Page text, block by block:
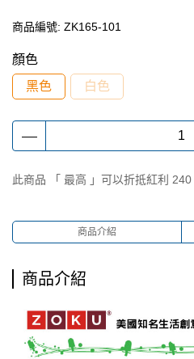
商品編號: ZK165-101
顏色
黑色
白色
此商品 「 最高 」可以折抵紅利 240
商品介紹
商品介紹